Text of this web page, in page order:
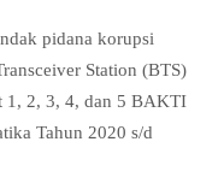
pidana korupsi
Station (BTS)
1, 2, 3, 4, dan 5 BAKTI
Tahun 2020 s/d